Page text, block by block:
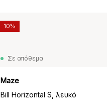
Σε απόθεμα
Maze
Bill Horizontal S, λευκό
-10%